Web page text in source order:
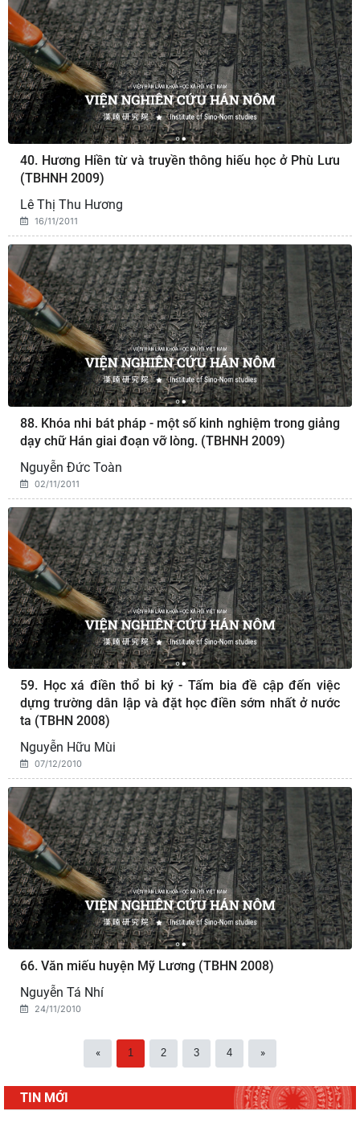
40. Hương Hiền từ và truyền thông hiếu học ở Phù Lưu
(TBHNH 2009)
Lê Thị Thu Hương
16/11/2011
88. Khóa nhi bát pháp - một số kinh nghiệm trong giảng
dạy chữ Hán giai đoạn vỡ lòng. (TBHNH 2009)
Nguyễn Đức Toàn
02/11/2011
59. Học xá điền thổ bi ký - Tấm bia đề cập đến việc
dựng trường dân lập và đặt học điền sớm nhất ở nước
ta (TBHN 2008)
Nguyễn Hữu Mùi
07/12/2010
66. Văn miếu huyện Mỹ Lương (TBHN 2008)
Nguyễn Tá Nhí
24/11/2010
« 1 2 3 4 »
TIN MỚI